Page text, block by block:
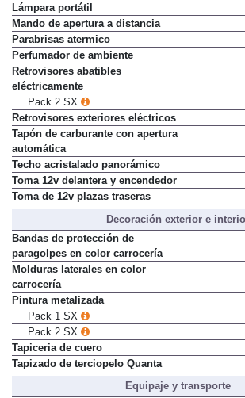
Lámpara portátil
Mando de apertura a distancia
Parabrisas atermico
Perfumador de ambiente
Retrovisores abatibles
eléctricamente
Pack 2 SX
Retrovisores exteriores eléctricos
Tapón de carburante con apertura
automática
Techo acristalado panorámico
Toma 12v delantera y encendedor
Toma de 12v plazas traseras
Decoración exterior e
Bandas de protección de
paragolpes en color carrocería
Molduras laterales en color
carrocería
Pintura metalizada
Pack 1 SX
Pack 2 SX
Tapiceria de cuero
Tapizado de terciopelo Quanta
Equipaje y transporte